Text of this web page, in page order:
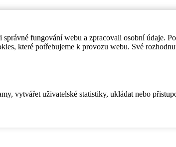
fungování webu a zpracovali osobní údaje.
které potřebujeme k provozu webu. Své
vytvářet uživatelské statistiky, ukládat nebo